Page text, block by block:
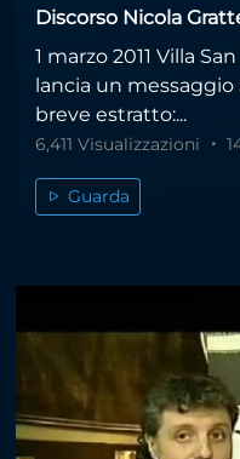
Discorso Nicola
1 marzo 2011 Villa
lancia un
breve estratto:...
6,411 Visualizzazioni
Guarda